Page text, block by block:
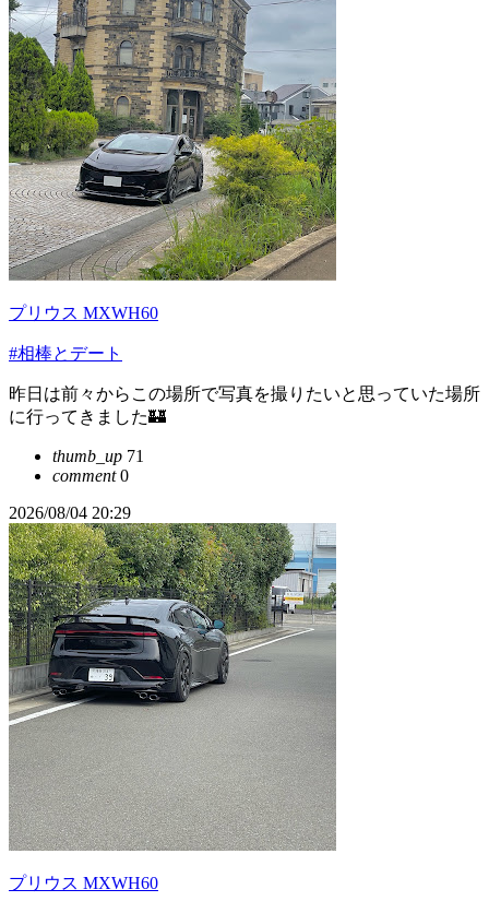
プリウス MXWH60
#相棒とデート
昨日は前々からこの場所で写真を撮りたいと思っていた場所
に行ってきました🏰
thumb_up 71
comment0
2026/08/04 20:29
プリウス MXWH60